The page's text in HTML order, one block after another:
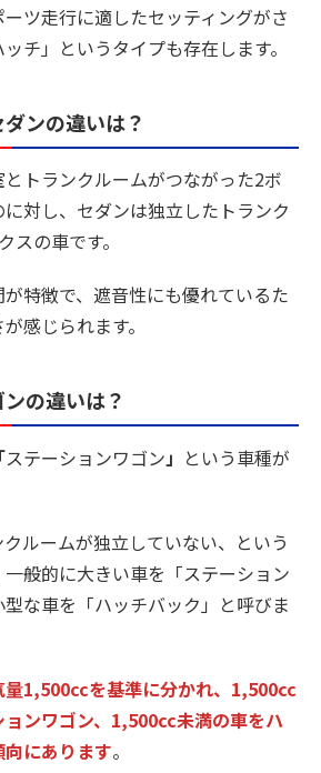
ツ走行に適したセッティングがさ
チ」というタイプも存在します。
ンの違いは？
トランクルームがつながった2ボ
対し、セダンは独立したトランク
スの車です。
特徴で、遮音性にも優れているた
感じられます。
の違いは？
「ステーションワゴン」 という車種が
ルームが独立していない、という
般的に大きい車を「ステーション
な車を「ハッチバック」と呼びま
量1,500ccを基準に分かれ、1,500cc
ンワゴン、1,500cc未満の車をハ
にあります。